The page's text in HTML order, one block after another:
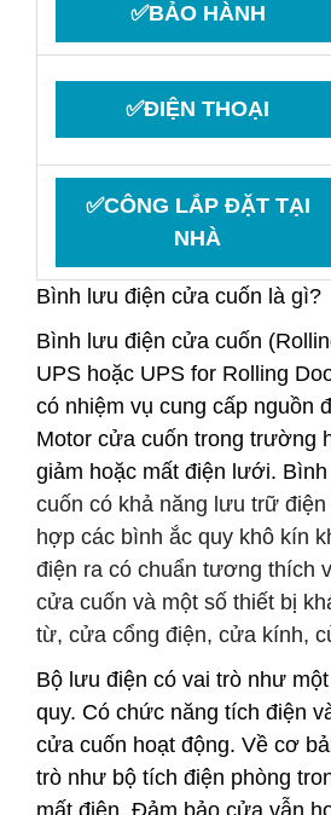
✅BẢO HÀNH
✅ĐIỆN THOẠI
✅CÔNG LẮP ĐẶT TẠI
NHÀ
Bình lưu điện cửa cuốn là gì?
Bình lưu điện cửa cuốn
UPS hoặc UPS for Rolling
có nhiệm vụ cung cấp nguồn
Motor cửa cuốn trong trường
giảm hoặc mất điện lưới. Bình
cuốn có khả năng lưu trữ
hợp các bình ắc quy khô kín
điện ra có chuẩn tương thích
cửa cuốn và một số thiết bị
từ, cửa cổng điện, cửa kính,
Bộ lưu điện có vai trò như
quy. Có chức năng tích điện
cửa cuốn hoạt động. Về cơ
trò như bộ tích điện phòng
mất điện. Đảm bảo cửa vẫn